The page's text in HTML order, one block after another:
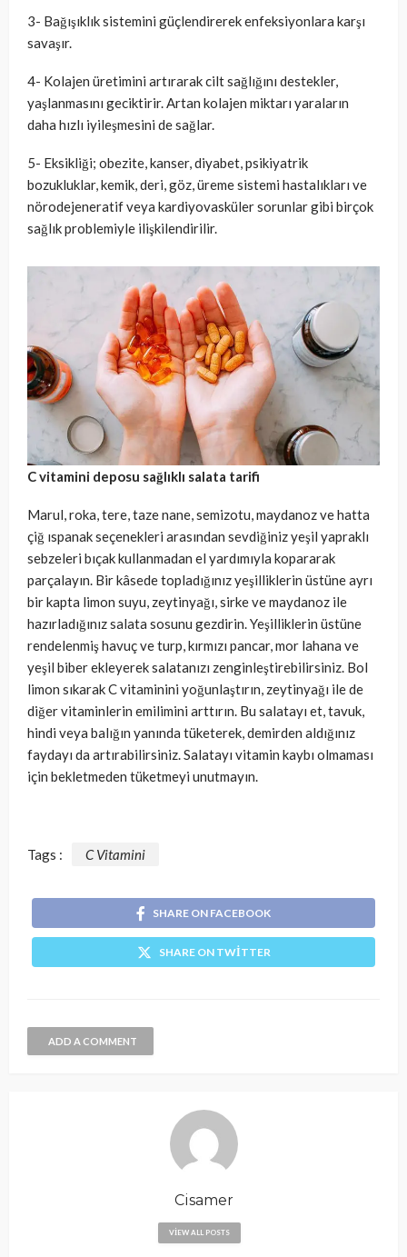
3- Bağışıklık sistemini güçlendirerek enfeksiyonlara karşı
savaşır.
4- Kolajen üretimini artırarak cilt sağlığını destekler,
yaşlanmasını geciktirir. Artan kolajen miktarı yaraların
daha hızlı iyileşmesini de sağlar.
5- Eksikliği; obezite, kanser, diyabet, psikiyatrik
bozukluklar, kemik, deri, göz, üreme sistemi hastalıkları ve
nörodejeneratif veya kardiyovasküler sorunlar gibi birçok
sağlık problemiyle ilişkilendirilir.
C vitamini deposu sağlıklı salata tarifi
Marul, roka, tere, taze nane, semizotu, maydanoz ve hatta
çiğ ıspanak seçenekleri arasından sevdiğiniz yeşil yapraklı
sebzeleri bıçak kullanmadan el yardımıyla kopararak
parçalayın. Bir kâsede topladığınız yeşilliklerin üstüne ayrı
bir kapta limon suyu, zeytinyağı, sirke ve maydanoz ile
hazırladığınız salata sosunu gezdirin. Yeşilliklerin üstüne
rendelenmiş havuç ve turp, kırmızı pancar, mor lahana ve
yeşil biber ekleyerek salatanızı zenginleştirebilirsiniz. Bol
limon sıkarak C vitaminini yoğunlaştırın, zeytinyağı ile de
diğer vitaminlerin emilimini arttırın. Bu salatayı et, tavuk,
hindi veya balığın yanında tüketerek, demirden aldığınız
faydayı da artırabilirsiniz. Salatayı vitamin kaybı olmaması
için bekletmeden tüketmeyi unutmayın.
Tags : C Vitamini
SHARE ON FACEBOOK
SHARE ON TWITTER
ADD A COMMENT
Cisamer
VIEW ALL POSTS